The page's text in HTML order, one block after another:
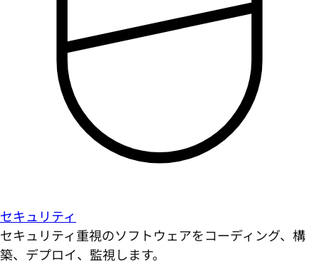
セキュリティ
セキュリティ重視のソフトウェアをコーディング、構
築、デプロイ、監視します。